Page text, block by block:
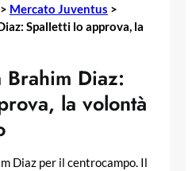
> Mercato Juventus >
Spalletti lo approva, la
Brahim Diaz:
la volontà
Diaz per il centrocampo. Il